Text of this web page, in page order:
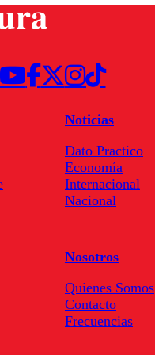
Noticias
Dato Practico
Economía
Internacional
Nacional
Nosotros
Quienes Somos
Contacto
Frecuencias